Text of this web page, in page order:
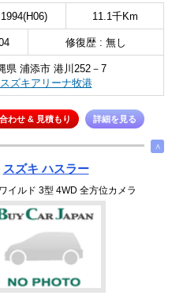
1994(H06) 11.1千Km
修復歴 : 無し
県 浦添市 港川252－7
スズキアリーナ牧港
わせ & 見積もり 詳細を見る
∧
スズキ ハスラー
イルド 3型 4WD 全方位カメラ